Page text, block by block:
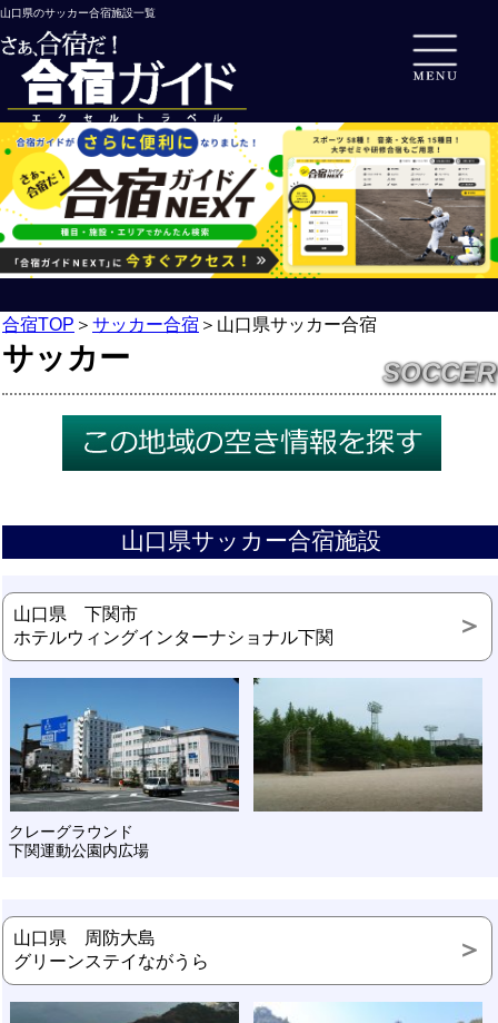
山口県のサッカー合宿施設一覧
合宿TOP ＞ サッカー合宿 ＞ 山口県サッカー合宿
サッカー SOCCER
山口県サッカー合宿施設
山口県 下関市
ホテルウィングインターナショナル下関
クレーグラウンド
下関運動公園内広場
山口県 周防大島
グリーンステイながうら